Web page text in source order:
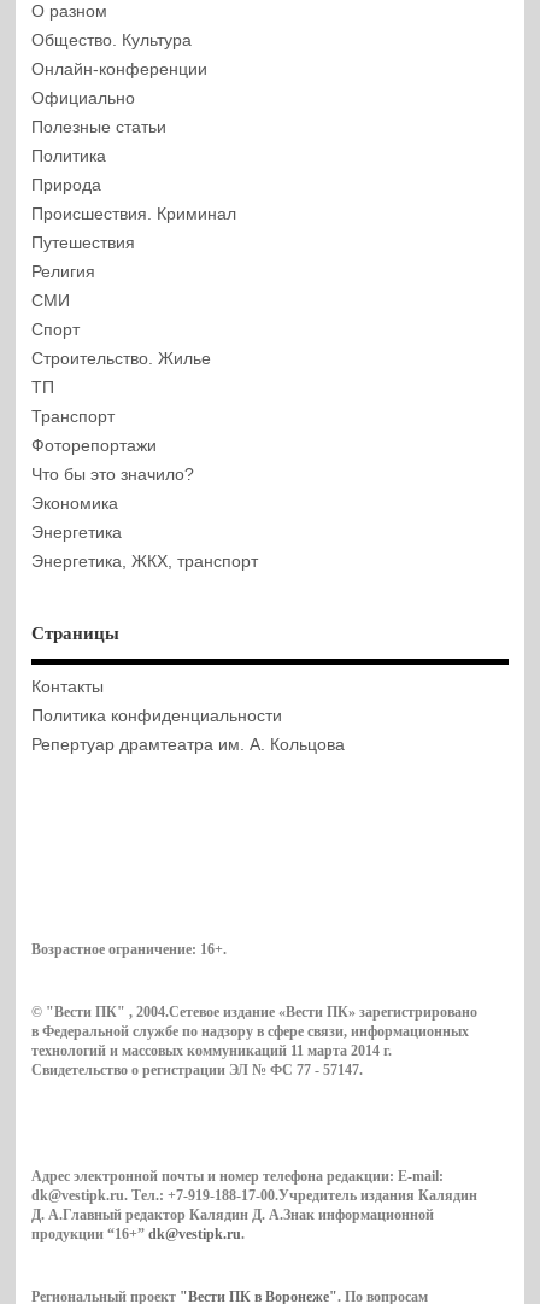
О разном
Общество. Культура
Онлайн-конференции
Официально
Полезные статьи
Политика
Природа
Происшествия. Криминал
Путешествия
Религия
СМИ
Спорт
Строительство. Жилье
ТП
Транспорт
Фоторепортажи
Что бы это значило?
Экономика
Энергетика
Энергетика, ЖКХ, транспорт
Страницы
Контакты
Политика конфиденциальности
Репертуар драмтеатра им. А. Кольцова
Возрастное ограничение: 16+.
© "Вести ПК" , 2004.Сетевое издание «Вести ПК» зарегистрировано
в Федеральной службе по надзору в сфере связи, информационных
технологий и массовых коммуникаций 11 марта 2014 г.
Свидетельство о регистрации ЭЛ № ФС 77 - 57147.
Адрес электронной почты и номер телефона редакции: E-mail:
dk@vestipk.ru. Тел.: +7-919-188-17-00.Учредитель издания Калядин
Д. А.Главный редактор Калядин Д. А.Знак информационной
продукции “16+”dk@vestipk.ru.
Региональный проект "Вести ПК в Воронеже". По вопросам